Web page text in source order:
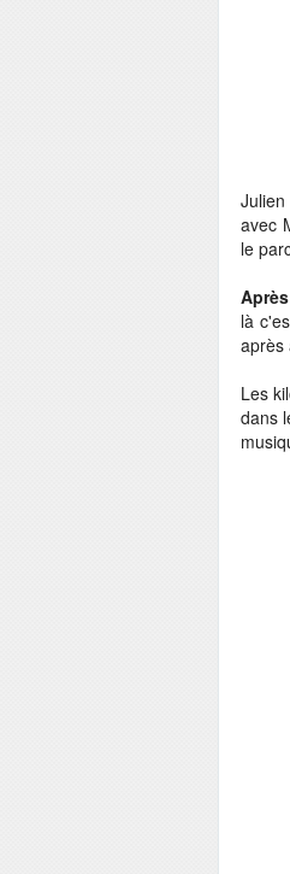
avec
le
là
après
Les
dans